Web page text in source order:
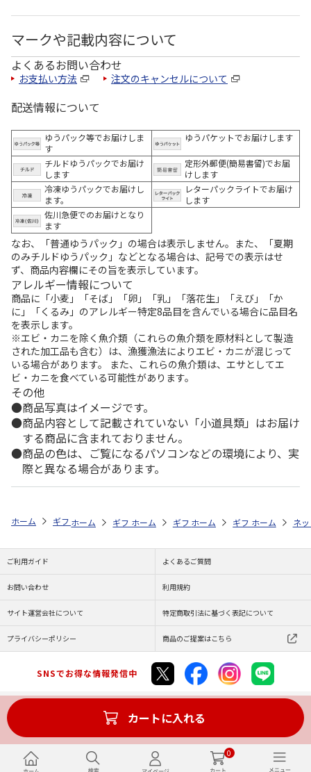
0
マークや記載内容について
よくあるお問い合わせ
お支払い方法 注文のキャンセルについて
配送情報について
ゆうパック等でお届けしま
す
ゆうパケットでお届けします
チルドゆうパックでお届け
します
定形外郵便(簡易書留)でお届
けします
冷凍ゆうパックでお届けし
ます。
レターパックライトでお届け
します
佐川急便でのお届けとなり
ます
なお、「普通ゆうパック」の場合は表示しません。また、「夏期
のみチルドゆうパック」などとなる場合は、記号での表示はせ
ず、商品内容欄にその旨を表示しています。
アレルギー情報について
商品に「小麦」「そば」「卵」「乳」「落花生」「えび」「か
に」「くるみ」のアレルギー特定8品目を含んでいる場合に品目名
を表示します。
※エビ・カニを除く魚介類（これらの魚介類を原材料として製造
された加工品も含む）は、漁獲漁法によりエビ・カニが混じって
いる場合があります。 また、これらの魚介類は、エサとしてエ
ビ・カニを食べている可能性があります。
その他
商品写真はイメージです。
商品内容として記載されていない「小道具類」はお届け
する商品に含まれておりません。
商品の色は、ご覧になるパソコンなどの環境により、実
際と異なる場合があります。
カートに入れる
ホーム ギフトストア 帰省で贈りたいお土産特集 カテゴリから探す
ホーム ギフトストア 帰省で贈りたいお土産特集 シ
ホーム ギフトストア 帰省で贈りたいお
ホーム ギフト通販 グ
ホーム ネ
ご利用ガイド よくあるご質問
お問い合わせ 利用規約
サイト運営会社について 特定商取引法に基づく表記について
プライバシーポリシー 商品のご提案はこちら
SNSでお得な情報発信中